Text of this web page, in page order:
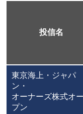
投信名
東京海上・ジャパ
ン・
オーナーズ株式オー
プン